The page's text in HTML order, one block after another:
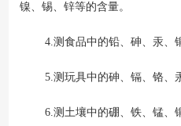
镍、锡、锌等的含量。
4.测食品中的铅、砷、汞、
5.测玩具中的砷、镉、铬、
6.测土壤中的硼、铁、锰、